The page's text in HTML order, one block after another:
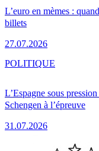
L’euro en mèmes :
billets
27.07.2026
L’Espagne sous
Schengen à l’épreuve
31.07.2026
POLITIQUE